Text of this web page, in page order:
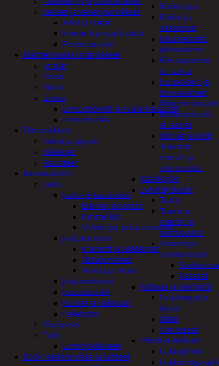
Kärkisarjat
Räikät ja
vääntimet
Iskumeisselit
Jakoavaimet
Kiintoavaimet
ja -sarjat
Kuusiokolo ja
torx-avaimet
Ruuvimeisselit
ja -sarjat
Nitojat ja niitit
Tuurnat,
meistit ja
piirtopuikot
Käsihöylät
Lyöntityökalut
Taltat
Tuurnat,
meistit ja
piirtopuikot
Vasarat ja
sorkkaraudat
Vasarat
Mittaus ja merkintä
Linjalangat ja
kynät
Mitat
Vatupassit
Pihdit ja leikkurit
Lukkopihdit
Veneet ja veneilytarvikkeet
Airot ja melat
Kanootit ja sup-laudat
Perämoottorit
Eläintenruoka ja tarvikkeet
Jyrsijät
Kissat
Koirat
Linnut
Linnunpöntöt ja ruokintalaudat
Linnunruoka
Elintarvikkeet
Keksit ja piparit
Makeiset
Mausteet
Kausituotteet
Joulu
Joulu- ja kausivalot
Eläimet ja tontut
Kyntteliköt
Valoketjut ja kuusenvalot
Joulukoristeet
Kranssit ja asetelmat
Oksakoristeet
Tontut ja muut
Joulumakeiset
Joulutekstiilit
Kuuset ja valopuut
Paketointi
Marjastus
Talvi
Lumityövälineet
Kodin elektroniikka ja laitteet